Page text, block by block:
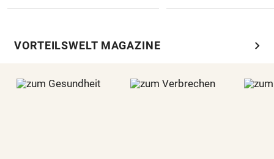
VORTEILSWELT MAGAZINE chevron_right